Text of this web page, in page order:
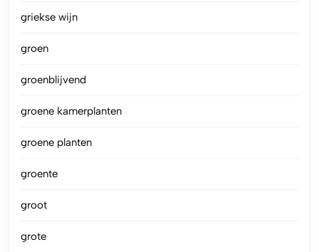
griekse wijn
groen
groenblijvend
groene kamerplanten
groene planten
groente
groot
grote